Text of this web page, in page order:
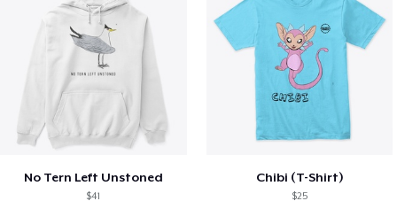
No Tern Left Unstoned
$41
Chibi (T-Shirt)
$25